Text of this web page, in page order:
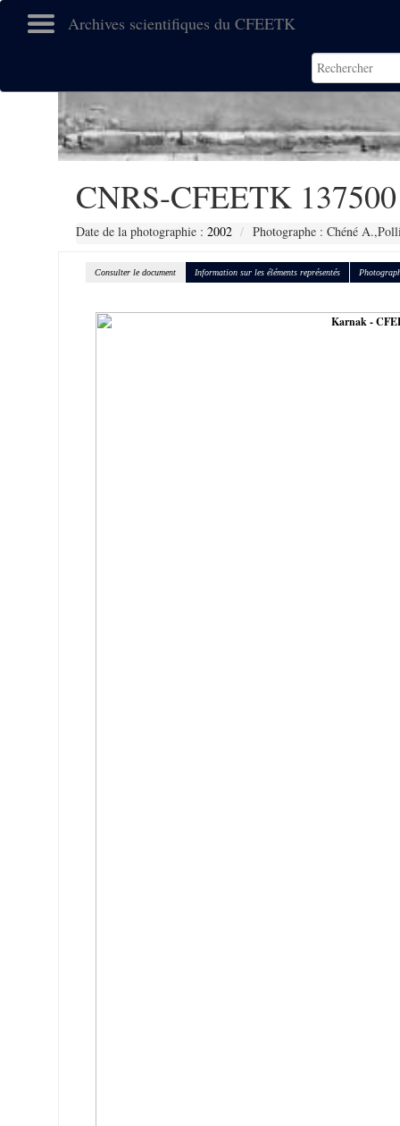
Archives scientifiques du CFEETK
CNRS-CFEETK 137500
Date de la photographie : 2002 Photographe : Chéné
Consulter le document Information sur les éléments représentés